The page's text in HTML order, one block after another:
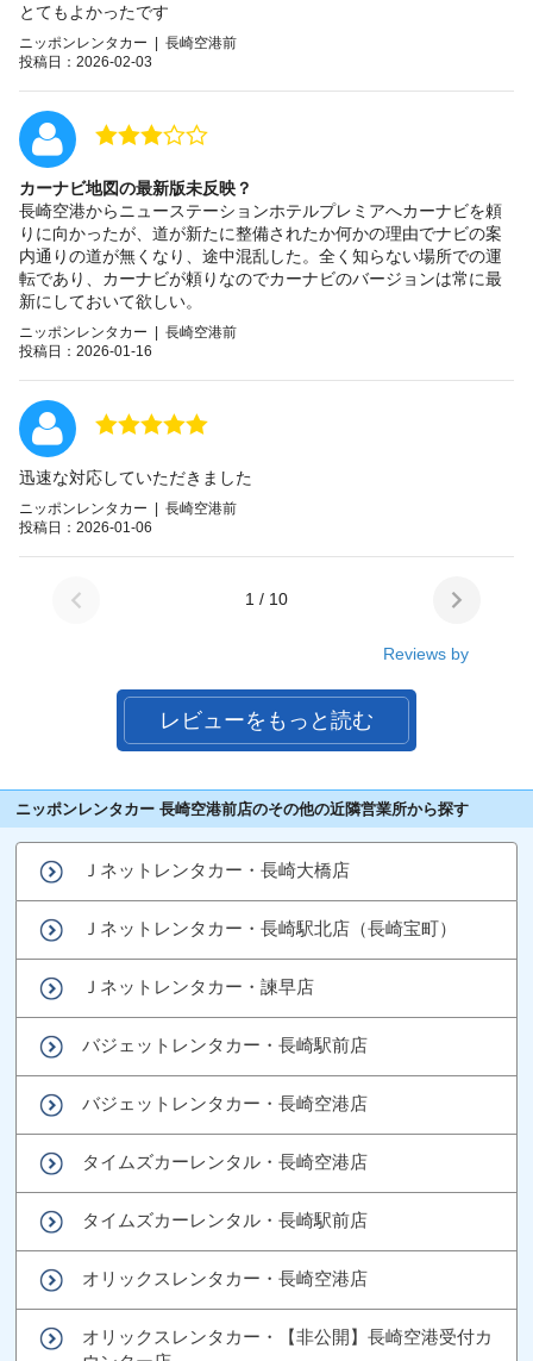
とてもよかったです
ニッポンレンタカー | 長崎空港前
投稿日：2026-02-03
カーナビ地図の最新版未反映？
長崎空港からニューステーションホテルプレミアへカーナビを頼
りに向かったが、道が新たに整備されたか何かの理由でナビの案
内通りの道が無くなり、途中混乱した。全く知らない場所での運
転であり、カーナビが頼りなのでカーナビのバージョンは常に最
新にしておいて欲しい。
ニッポンレンタカー | 長崎空港前
投稿日：2026-01-16
迅速な対応していただきました
ニッポンレンタカー | 長崎空港前
投稿日：2026-01-06
1 / 10
Reviews by
レビューをもっと読む
ニッポンレンタカー 長崎空港前店のその他の近隣営業所から探す
Ｊネットレンタカー・長崎大橋店
Ｊネットレンタカー・長崎駅北店（長崎宝町）
Ｊネットレンタカー・諫早店
バジェットレンタカー・長崎駅前店
バジェットレンタカー・長崎空港店
タイムズカーレンタル・長崎空港店
タイムズカーレンタル・長崎駅前店
オリックスレンタカー・長崎空港店
オリックスレンタカー・【非公開】長崎空港受付カ